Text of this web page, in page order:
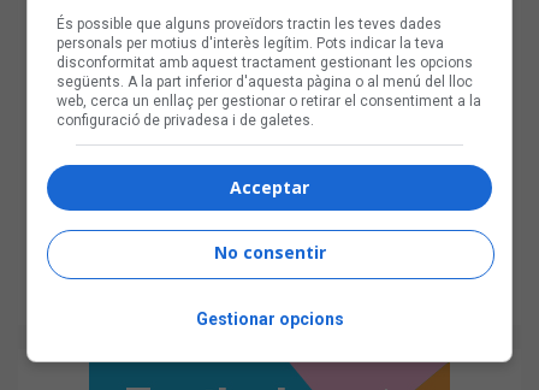
És possible que alguns proveïdors tractin les teves dades
personals per motius d'interès legítim. Pots indicar la teva
disconformitat amb aquest tractament gestionant les opcions
següents. A la part inferior d'aquesta pàgina o al menú del lloc
web, cerca un enllaç per gestionar o retirar el consentiment a la
configuració de privadesa i de galetes.
Acceptar
No consentir
Gestionar opcions